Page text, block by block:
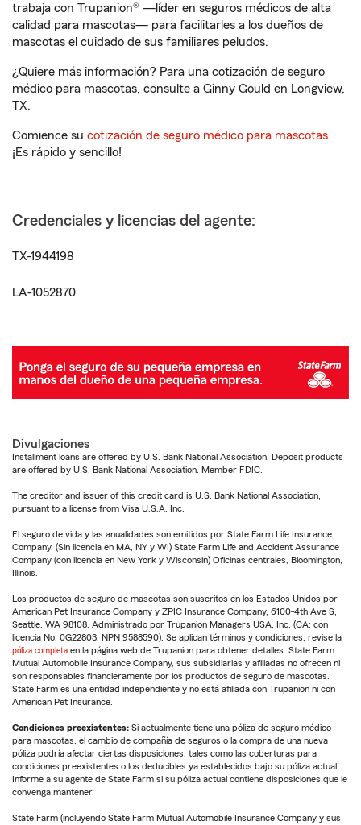
trabaja con Trupanion® —líder en seguros médicos de alta
calidad para mascotas— para facilitarles a los dueños de
mascotas el cuidado de sus familiares peludos.
¿Quiere más información? Para una cotización de seguro
médico para mascotas, consulte a Ginny Gould en Longview,
TX.
Comience su cotización de seguro médico para mascotas.
¡Es rápido y sencillo!
Credenciales y licencias del agente:
TX-1944198
LA-1052870
Divulgaciones
Installment loans are offered by U.S. Bank National Association. Deposit products
are offered by U.S. Bank National Association. Member FDIC.
The creditor and issuer of this credit card is U.S. Bank National Association,
pursuant to a license from Visa U.S.A. Inc.
El seguro de vida y las anualidades son emitidos por State Farm Life Insurance
Company. (Sin licencia en MA, NY y WI) State Farm Life and Accident Assurance
Company (con licencia en New York y Wisconsin) Oficinas centrales, Bloomington,
Illinois.
Los productos de seguro de mascotas son suscritos en los Estados Unidos por
American Pet Insurance Company y ZPIC Insurance Company, 6100-4th Ave S,
Seattle, WA 98108. Administrado por Trupanion Managers USA, Inc. (CA: con
licencia No. 0G22803, NPN 9588590). Se aplican términos y condiciones, revise la
póliza completa en la página web de Trupanion para obtener detalles. State Farm
Mutual Automobile Insurance Company, sus subsidiarias y afiliadas no ofrecen ni
son responsables financieramente por los productos de seguro de mascotas.
State Farm es una entidad independiente y no está afiliada con Trupanion ni con
American Pet Insurance.
Condiciones preexistentes: Si actualmente tiene una póliza de seguro médico
para mascotas, el cambio de compañía de seguros o la compra de una nueva
póliza podría afectar ciertas disposiciones, tales como las coberturas para
condiciones preexistentes o los deducibles ya establecidos bajo su póliza actual.
Informe a su agente de State Farm si su póliza actual contiene disposiciones que le
convenga mantener.
State Farm (incluyendo State Farm Mutual Automobile Insurance Company y sus